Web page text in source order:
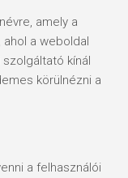
amely a
a weboldal
kínál
körülnézni a
a felhasználói